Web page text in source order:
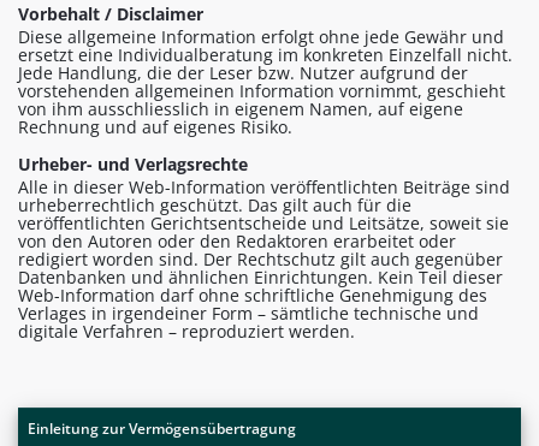
Einleitung zur Vermögensübertragung
Vorbehalt / Disclaimer
Diese allgemeine Information erfolgt ohne jede Gewähr und
ersetzt eine Individualberatung im konkreten Einzelfall nicht.
Jede Handlung, die der Leser bzw. Nutzer aufgrund der
vorstehenden allgemeinen Information vornimmt, geschieht
von ihm ausschliesslich in eigenem Namen, auf eigene
Rechnung und auf eigenes Risiko.
Urheber- und Verlagsrechte
Alle in dieser Web-Information veröffentlichten Beiträge sind
urheberrechtlich geschützt. Das gilt auch für die
veröffentlichten Gerichtsentscheide und Leitsätze, soweit sie
von den Autoren oder den Redaktoren erarbeitet oder
redigiert worden sind. Der Rechtschutz gilt auch gegenüber
Datenbanken und ähnlichen Einrichtungen. Kein Teil dieser
Web-Information darf ohne schriftliche Genehmigung des
Verlages in irgendeiner Form – sämtliche technische und
digitale Verfahren – reproduziert werden.